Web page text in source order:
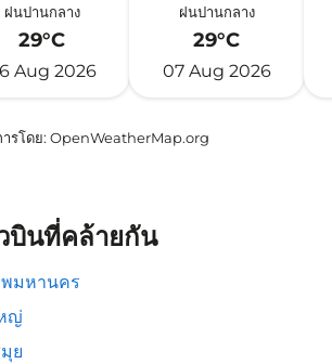
ฝนปานกลาง
29°C
Aug 2026
ฝนปานกลาง
29°C
07 Aug 2026
รโดย: OpenWeatherMap.org
บินที่คล้ายกัน
พมหานคร
ญ่
ย